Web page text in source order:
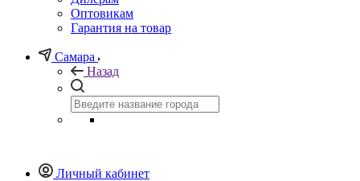
Оптовикам
Гарантия на товар
Самара
Назад
Личный кабинет